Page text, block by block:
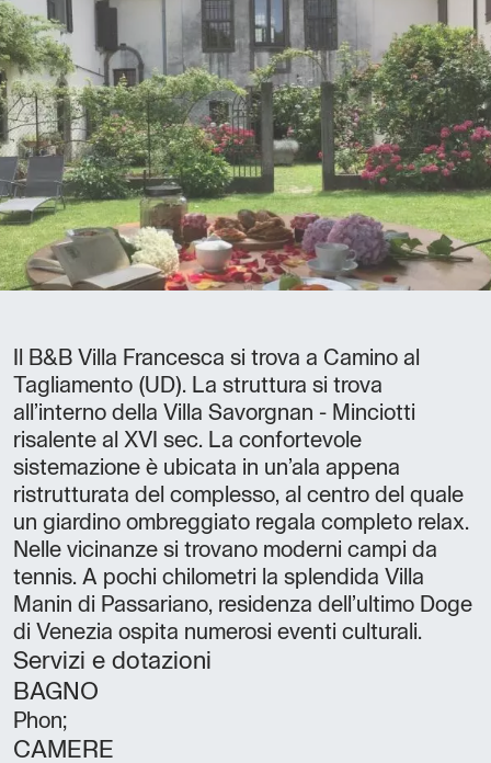
Il B&B Villa Francesca si trova a Camino al
Tagliamento (UD). La struttura si trova
all’interno della Villa Savorgnan - Minciotti
risalente al XVI sec. La confortevole
sistemazione è ubicata in un’ala appena
ristrutturata del complesso, al centro del quale
un giardino ombreggiato regala completo relax.
Nelle vicinanze si trovano moderni campi da
tennis. A pochi chilometri la splendida Villa
Manin di Passariano, residenza dell’ultimo Doge
di Venezia ospita numerosi eventi culturali.
Servizi e dotazioni
BAGNO
Phon;
CAMERE